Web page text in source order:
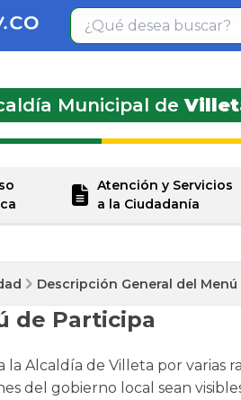
Municipal de
Atención y Servicios
a la Ciudadanía
Descripción General del
de Participa
Alcaldía de Villeta por
del gobierno local sean